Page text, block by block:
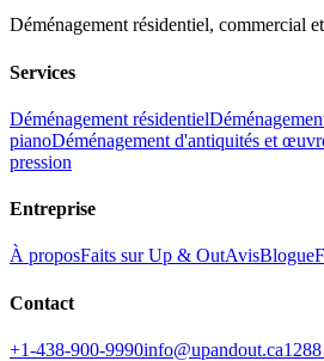
Déménagement résidentiel, commercial
Services
Déménagement résidentiel
pianoDéménagement d'antiquités et
pression
Entreprise
À proposFaits sur Up & OutAvisBlogue
Contact
+1-438-900-9990info@upandout.ca